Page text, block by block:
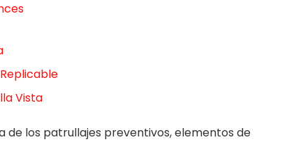
Vista
de los patrullajes preventivos, elementos de